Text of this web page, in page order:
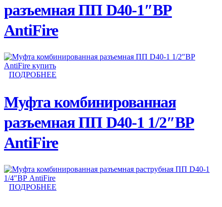
разъемная ПП D40-1″ВР
AntiFire
ПОДРОБНЕЕ
Муфта комбинированная
разъемная ПП D40-1 1/2″ВР
AntiFire
ПОДРОБНЕЕ